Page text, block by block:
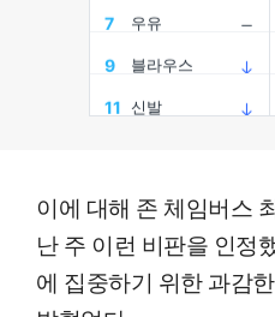
이에 대해 존 체임버스
난 주 이런 비판을 인정
에 집중하기 위한 과감